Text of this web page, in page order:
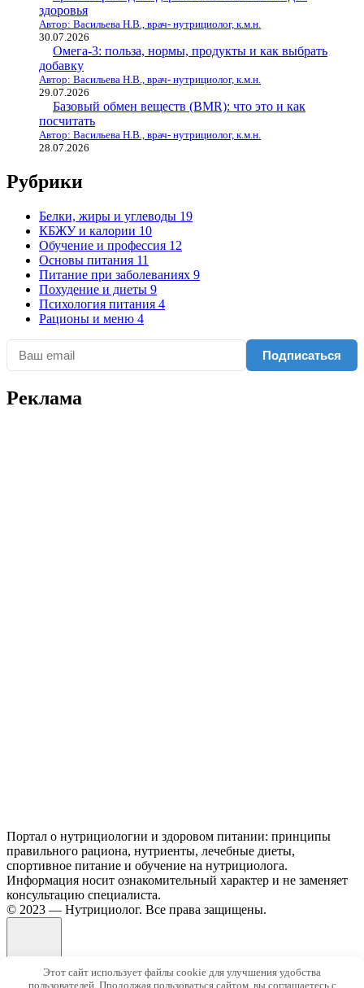
здоровья
Автор: Васильева Н.В., врач- нутрициолог, к.м.н.
30.07.2026
Омега-3: польза, нормы, продукты и как выбрать
добавку
Автор: Васильева Н.В., врач- нутрициолог, к.м.н.
29.07.2026
Базовый обмен веществ (BMR): что это и как
посчитать
Автор: Васильева Н.В., врач- нутрициолог, к.м.н.
28.07.2026
Рубрики
Белки, жиры и углеводы 19
КБЖУ и калории 10
Обучение и профессия 12
Основы питания 11
Питание при заболеваниях 9
Похудение и диеты 9
Психология питания 4
Рационы и меню 4
Подписаться
Реклама
Портал о нутрициологии и здоровом питании: принципы
правильного рациона, нутриенты, лечебные диеты,
спортивное питание и обучение на нутрициолога.
Информация носит ознакомительный характер и не заменяет
консультацию специалиста.
© 2023 — Нутрициолог. Все права защищены.
Этот сайт использует файлы cookie для улучшения удобства
пользователей. Продолжая пользоваться сайтом, вы соглашаетесь с